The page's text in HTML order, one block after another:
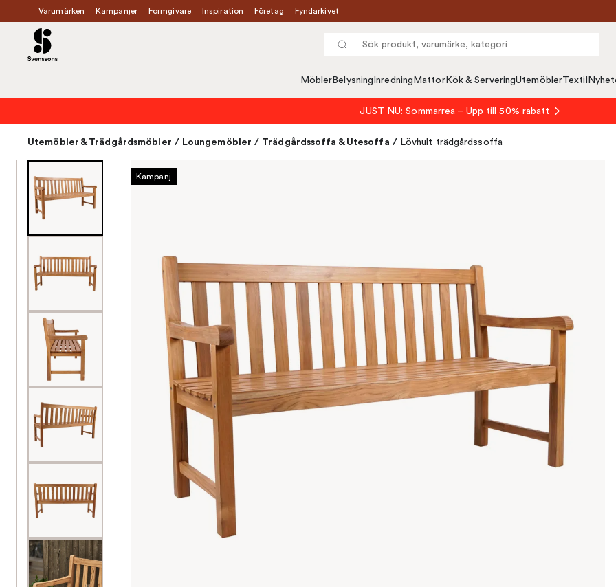
Varumärken Kampanjer Formgivare Inspiration Företag Fyndarkivet
Möbler Belysning Inredning MattorKök & ServeringUtemöblerTextil
JUST NU: Sommarrea – Upp till 50% rabatt
Utemöbler & Trädgårdsmöbler / Loungemöbler / Trädgårdssoffa & Utesoffa / Lövhult trädgårdssoffa
Kampanj